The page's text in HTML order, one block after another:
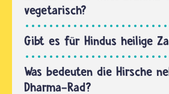
der
Landwirtschaft.
…
vegetarisch?
Gibt es für Hindus heilige
Was bedeuten die Hirsche
Dharma-Rad?